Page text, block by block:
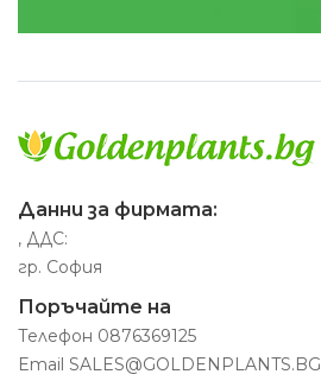
Данни за фирмата:
, ДДС:
гр. София
Поръчайте на
Телефон 0876369125
Email SALES@GOLDENPLANTS.BG